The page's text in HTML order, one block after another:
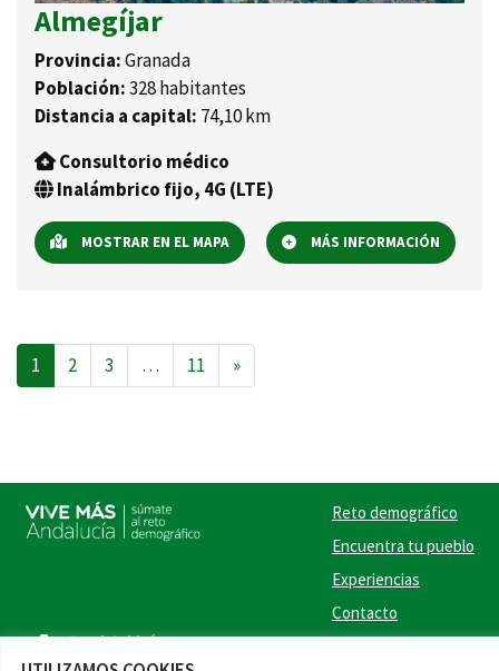
Almegíjar
Provincia:Granada
Población:328 habitantes
Distancia a capital: 74,10 km
Consultorio médico
Inalámbrico fijo, 4G (LTE)
MOSTRAR EN EL MAPA MÁS INFORMACIÓN
Navegación de entradas
1 2 3 … 11 »
Reto demográfico
Encuentra tu pueblo
Experiencias
Contacto